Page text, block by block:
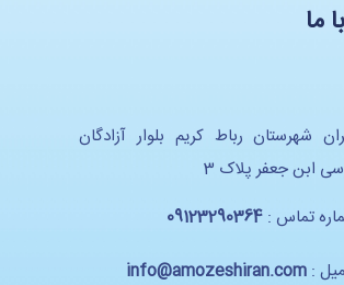
ما
شهرستان رباط کریم بلوار آزادگان
ابن جعفر پلاک 3
تماس : 09123290364
:
info@amozeshiran.com